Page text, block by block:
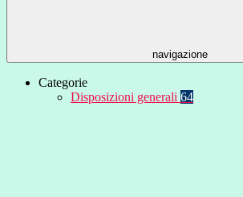
navigazione
Categorie
Disposizioni generali 64